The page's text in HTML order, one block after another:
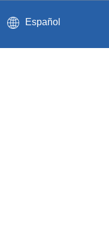
Español